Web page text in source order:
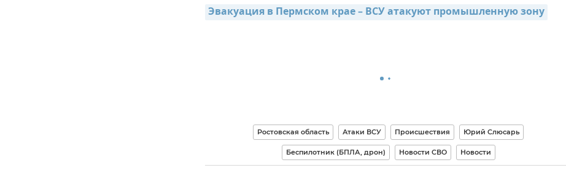
Эвакуация в Пермском крае – ВСУ атакуют промышленную зону
Ростовская область Атаки ВСУ Происшествия Юрий Слюсарь
Беспилотник (БПЛА, дрон) Новости СВО Новости